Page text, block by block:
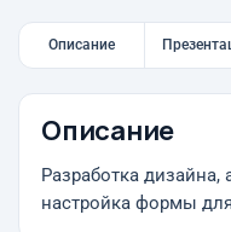
Описание
Описание
Разработка дизайна,
настройка формы